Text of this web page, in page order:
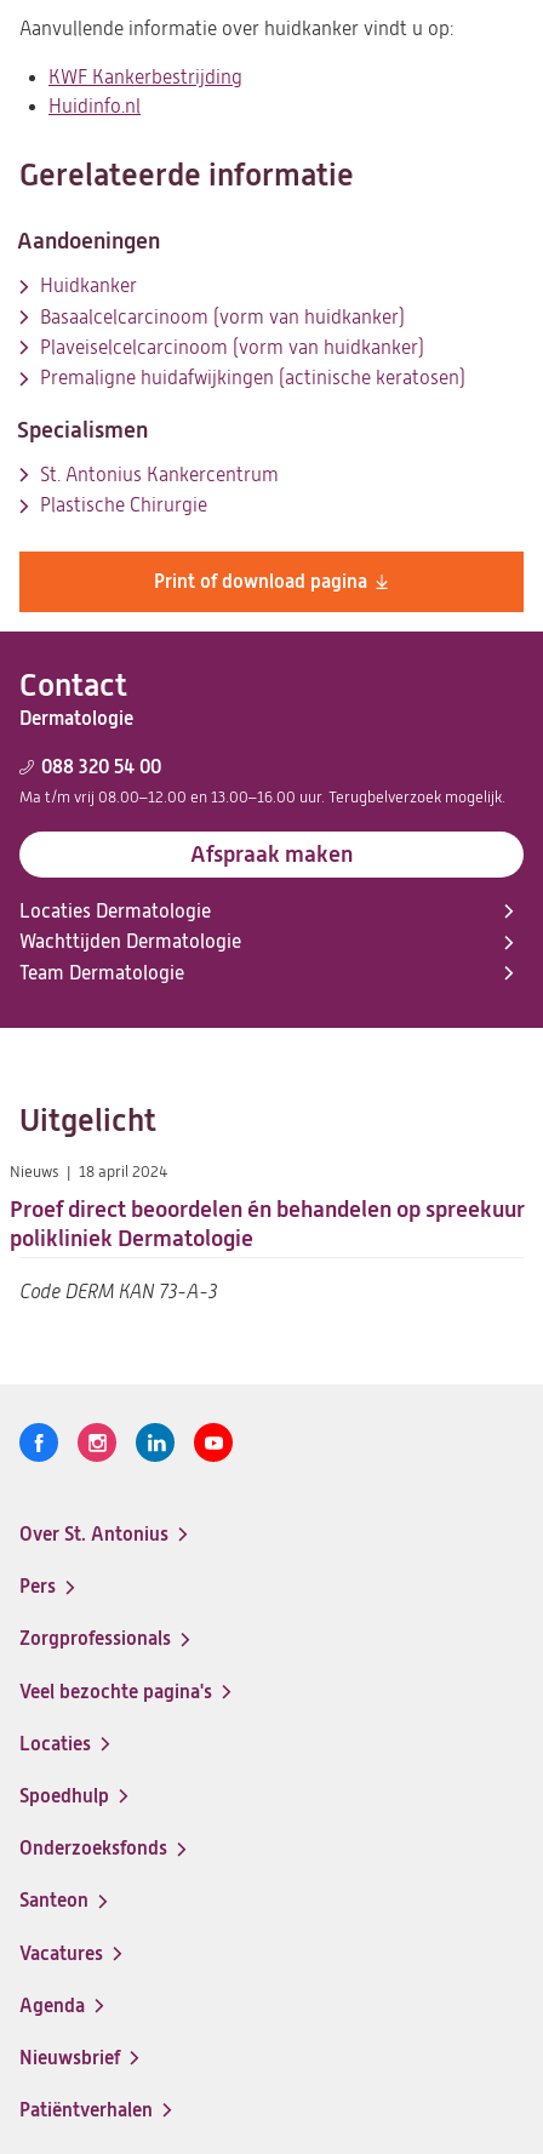
Contact
Dermatologie
088 320 54 00
Ma t/m vrij 08.00–12.00 en 13.00–16.00 uur. Terugbelverzoek mogelijk.
Afspraak maken
Locaties Dermatologie
Wachttijden Dermatologie
Team Dermatologie
Print of download pagina
Aanvullende informatie over huidkanker vindt u op:
KWF Kankerbestrijding
nieuwe
Huidinfo.nl
een
Gerelateerde informatie
Aandoeningen
Huidkanker
Basaalcelcarcinoom (vorm van huidkanker)
Plaveiselcelcarcinoom (vorm van huidkanker)
Premaligne huidafwijkingen (actinische keratosen)
Specialismen
St. Antonius Kankercentrum
Plastische Chirurgie
Uitgelicht
Proef direct beoordelen én behandelen op spreekuur
polikliniek Dermatologie
Nieuws 18 april 2024
Code DERM KAN 73-A-3
Volg
Logo
een
ziekenhuis
op
Logo
een
op
Logo
een
op
Logo
menu
Over St. Antonius
Pers
Zorgprofessionals
Veel bezochte pagina's
Locaties
Spoedhulp
Onderzoeksfonds
Santeon
(opent
in
nieuwe
Vacatures
(opent
in
nieuwe
Agenda
Nieuwsbrief
Patiëntverhalen